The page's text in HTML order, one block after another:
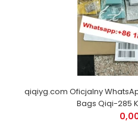
qiqiyg.com Oficjalny
Bags Qiqi-285